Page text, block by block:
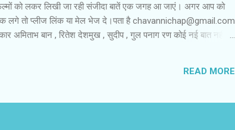
को लकर लिखी जा रही संजीदा बातें एक जगह आ जाएं। अगर आप को
लगे तो प्‍लीज लिंक या मेल भेज दे।पता है chavannichap@gmail.com
अमिताभ बान , रितेश देशमुख , सुदीप , गुल पनाग रण कोई नई बात नहीं
, अपराध और फिल्मी गपशप की सच्ची झूठी , मसालेदार कहानियां सप्लाई
READ MORE